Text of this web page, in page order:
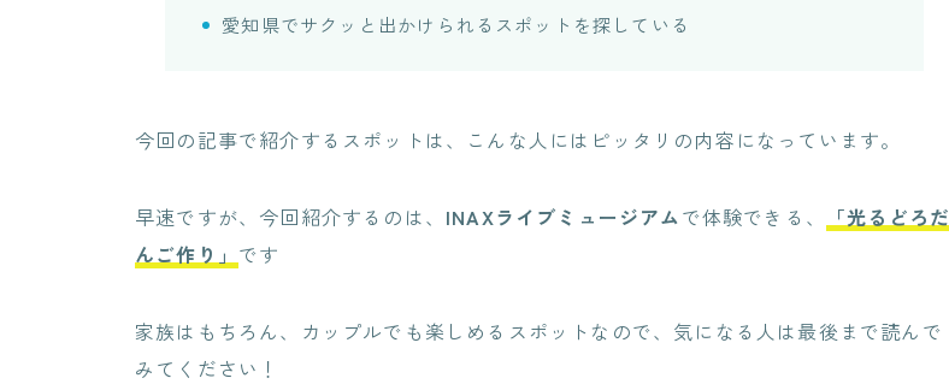
愛知県でサクッと出かけられるスポットを探している
今回の記事で紹介するスポットは、こんな人にはピッタリの内容になっています。
早速ですが、今回紹介するのは、 INAXライブミュージアムで体験できる、
「光るどろだ
んご作り」 です
家族はもちろん、カップルでも楽しめるスポットなので、気になる人は最後まで読んで
みてください！